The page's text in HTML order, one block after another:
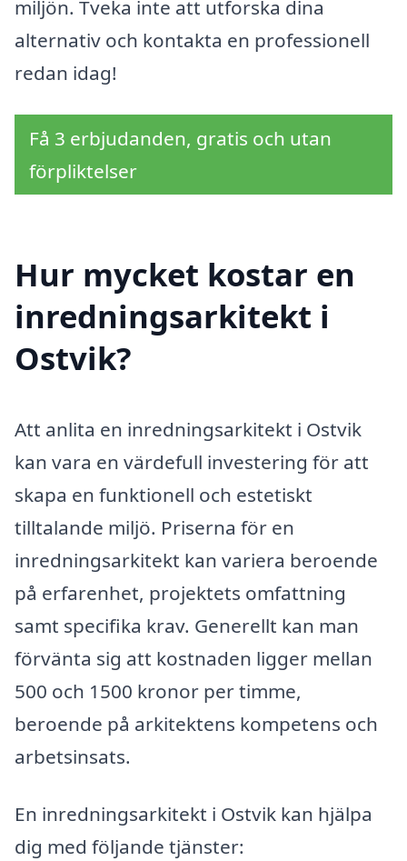
miljön. Tveka inte att utforska dina
alternativ och kontakta en professionell
redan idag!
Få 3 erbjudanden, gratis och utan
förpliktelser
Hur mycket kostar en
inredningsarkitekt i
Ostvik?
Att anlita en inredningsarkitekt i Ostvik
kan vara en värdefull investering för att
skapa en funktionell och estetiskt
tilltalande miljö. Priserna för en
inredningsarkitekt kan variera beroende
på erfarenhet, projektets omfattning
samt specifika krav. Generellt kan man
förvänta sig att kostnaden ligger mellan
500 och 1500 kronor per timme,
beroende på arkitektens kompetens och
arbetsinsats.
En inredningsarkitekt i Ostvik kan hjälpa
dig med följande tjänster: